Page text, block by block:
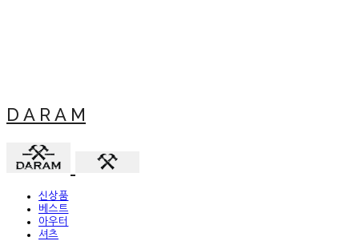
D A R A M
신상품
베스트
아우터
셔츠